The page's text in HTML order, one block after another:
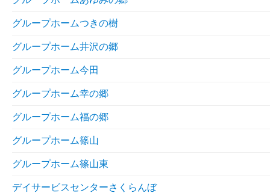
グループホームつきの樹
グループホーム井沢の郷
グループホーム今田
グループホーム幸の郷
グループホーム福の郷
グループホーム篠山
グループホーム篠山東
デイサービスセンターさくらんぼ